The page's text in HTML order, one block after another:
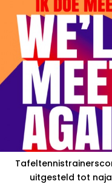
uitgesteld tot